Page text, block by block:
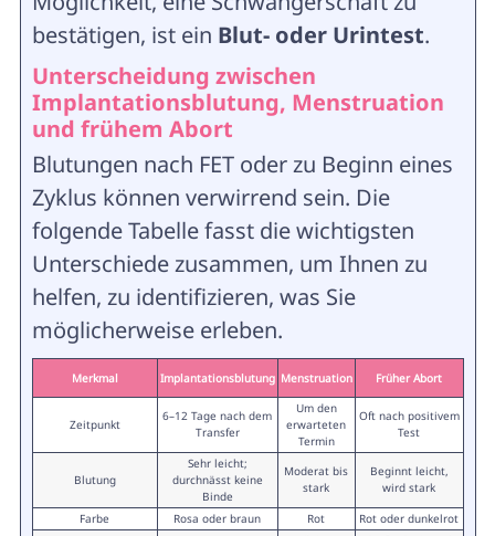
bestätigen, ist ein Blut- oder Urintest.
Unterscheidung zwischen
Implantationsblutung, Menstruation
und frühem Abort
Blutungen nach FET oder zu Beginn eines
Zyklus können verwirrend sein. Die
folgende Tabelle fasst die wichtigsten
Unterschiede zusammen, um Ihnen zu
helfen, zu identifizieren, was Sie
möglicherweise erleben.
Merkmal Implantationsblutung Menstruation Früher Abort
Zeitpunkt
6–12 Tage nach dem
Transfer
Um den
erwarteten
Termin
Oft nach positivem
Test
Blutung
Sehr leicht;
durchnässt keine
Binde
Moderat bis
stark
Beginnt leicht,
wird stark
Farbe
Rosa oder braun Rot Rot oder dunkelrot